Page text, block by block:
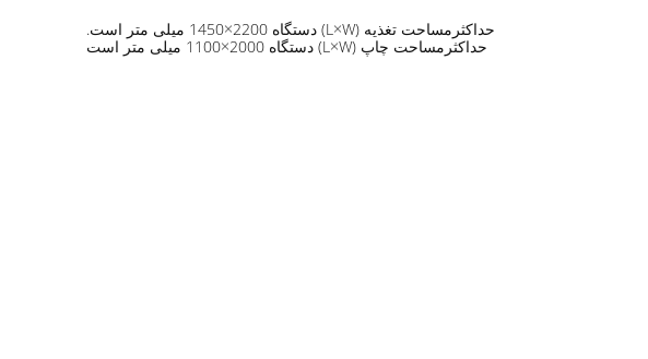
حداکثرمساحت تغذیه (L×W) دستگاه 2200×1450 میلی متر است.
حداکثرمساحت چاپ (L×W) دستگاه 2000×1100 میلی متر است